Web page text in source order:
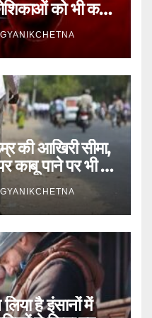
को भी कम
की आखिरी सीमा,
काबू पाने पर भी वह
है इंसानों में